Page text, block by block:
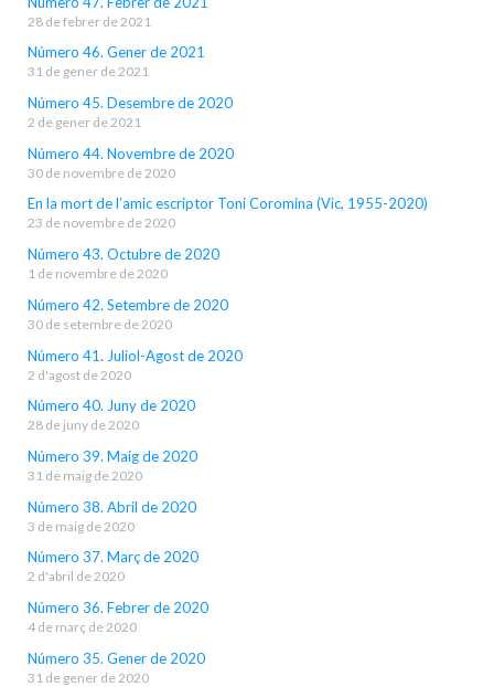
28 de febrer de 2021
Número 46. Gener de 2021
31 de gener de 2021
Número 45. Desembre de 2020
2 de gener de 2021
Número 44. Novembre de 2020
30 de novembre de 2020
En la mort de l’amic escriptor Toni Coromina (Vic, 1955-2020)
23 de novembre de 2020
Número 43. Octubre de 2020
1 de novembre de 2020
Número 42. Setembre de 2020
30 de setembre de 2020
Número 41. Juliol-Agost de 2020
2 d'agost de 2020
Número 40. Juny de 2020
28 de juny de 2020
Número 39. Maig de 2020
31 de maig de 2020
Número 38. Abril de 2020
3 de maig de 2020
Número 37. Març de 2020
2 d'abril de 2020
Número 36. Febrer de 2020
4 de març de 2020
Número 35. Gener de 2020
31 de gener de 2020